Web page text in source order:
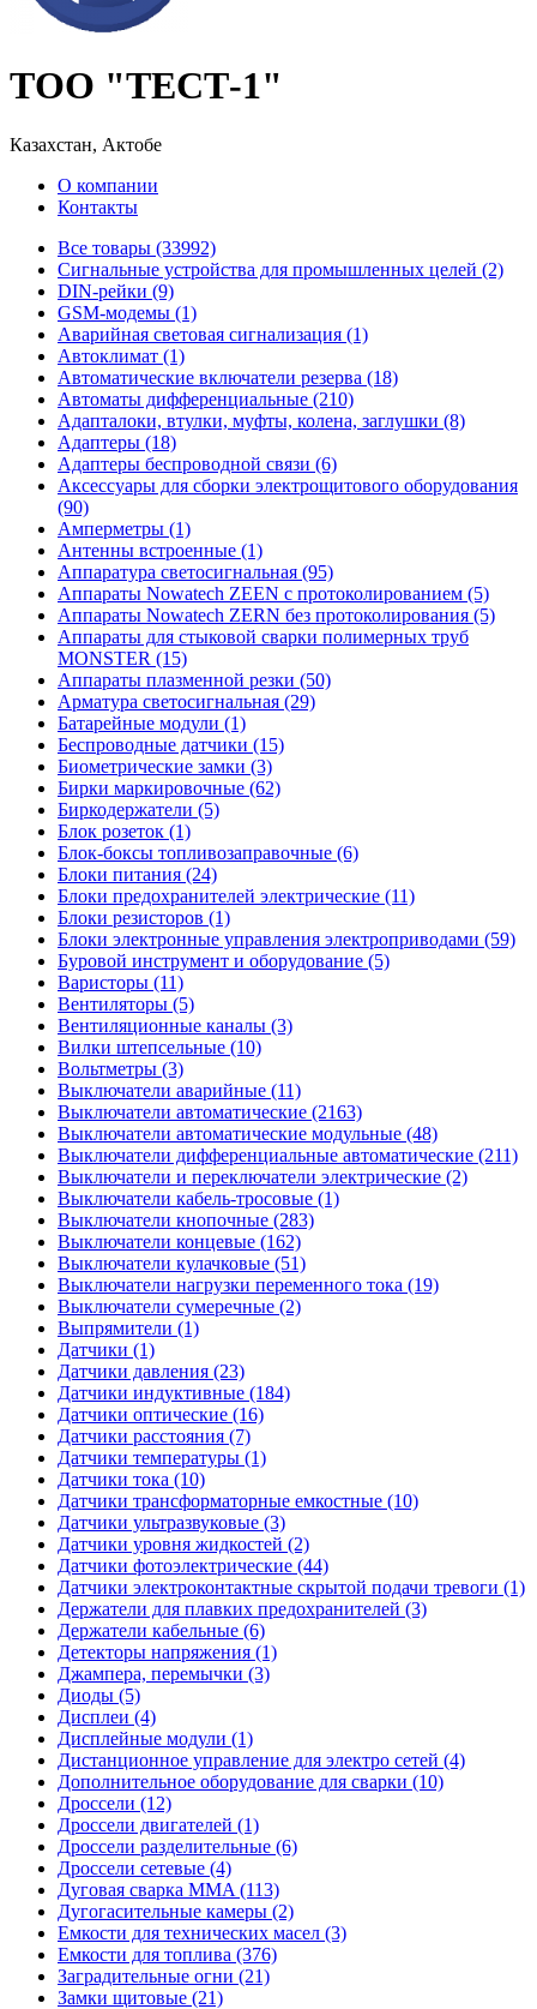
ТОО "ТЕСТ-1"
Казахстан, Актобе
О компании
Контакты
Все товары (33992)
Cигнальные устройства для промышленных целей (2)
DIN-рейки (9)
GSM-модемы (1)
Аварийная световая сигнализация (1)
Автоклимат (1)
Автоматические включатели резерва (18)
Автоматы дифференциальные (210)
Адапталоки, втулки, муфты, колена, заглушки (8)
Адаптеры (18)
Адаптеры беспроводной связи (6)
Аксессуары для сборки электрощитового оборудования
(90)
Амперметры (1)
Антенны встроенные (1)
Аппаратура светосигнальная (95)
Аппараты Nowatech ZEEN c протоколированием (5)
Аппараты Nowatech ZERN без протоколирования (5)
Аппараты для стыковой сварки полимерных труб
MONSTER (15)
Аппараты плазменной резки (50)
Арматура светосигнальная (29)
Батарейные модули (1)
Беспроводные датчики (15)
Биометрические замки (3)
Бирки маркировочные (62)
Биркодержатели (5)
Блок розеток (1)
Блок-боксы топливозаправочные (6)
Блоки питания (24)
Блоки предохранителей электрические (11)
Блоки резисторов (1)
Блоки электронные управления электроприводами (59)
Буровой инструмент и оборудование (5)
Варисторы (11)
Вентиляторы (5)
Вентиляционные каналы (3)
Вилки штепсельные (10)
Вольтметры (3)
Выключатели аварийные (11)
Выключатели автоматические (2163)
Выключатели автоматические модульные (48)
Выключатели дифференциальные автоматические (211)
Выключатели и переключатели электрические (2)
Выключатели кабель-тросовые (1)
Выключатели кнопочные (283)
Выключатели концевые (162)
Выключатели кулачковые (51)
Выключатели нагрузки переменного тока (19)
Выключатели сумеречные (2)
Выпрямители (1)
Датчики (1)
Датчики давления (23)
Датчики индуктивные (184)
Датчики оптические (16)
Датчики расстояния (7)
Датчики температуры (1)
Датчики тока (10)
Датчики трансформаторные емкостные (10)
Датчики ультразвуковые (3)
Датчики уровня жидкостей (2)
Датчики фотоэлектрические (44)
Датчики электроконтактные скрытой подачи тревоги (1)
Держатели для плавких предохранителей (3)
Держатели кабельные (6)
Детекторы напряжения (1)
Джампера, перемычки (3)
Диоды (5)
Дисплеи (4)
Дисплейные модули (1)
Дистанционное управление для электро сетей (4)
Дополнительное оборудование для сварки (10)
Дроссели (12)
Дроссели двигателей (1)
Дроссели разделительные (6)
Дроссели сетевые (4)
Дуговая сварка MMA (113)
Дугогасительные камеры (2)
Емкости для технических масел (3)
Емкости для топлива (376)
Заградительные огни (21)
Замки щитовые (21)